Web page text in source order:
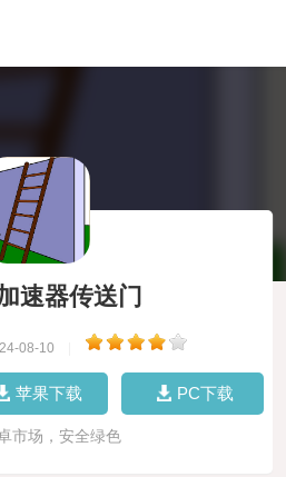
速器传送门
08-10
苹果下载 PC下载
市场，安全绿色